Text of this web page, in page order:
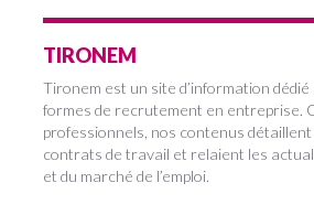
TIRONEM
Tironem est un site d’information
formes de recrutement en entreprise.
professionnels, nos contenus détaillent
contrats de travail et relaient les
et du marché de l’emploi.